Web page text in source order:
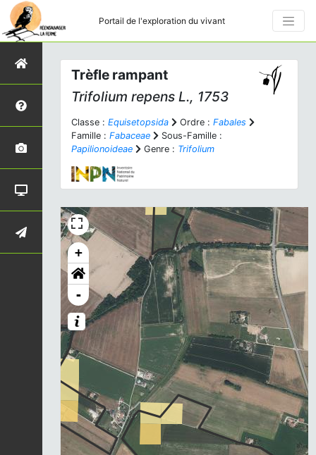
Portail de l'exploration du vivant
Trèfle rampant
Trifolium repens L., 1753
Classe : Equisetopsida Ordre : Fabales
Famille : Fabaceae
Sous-Famille :
Papilionoideae
Genre : Trifolium
+
-